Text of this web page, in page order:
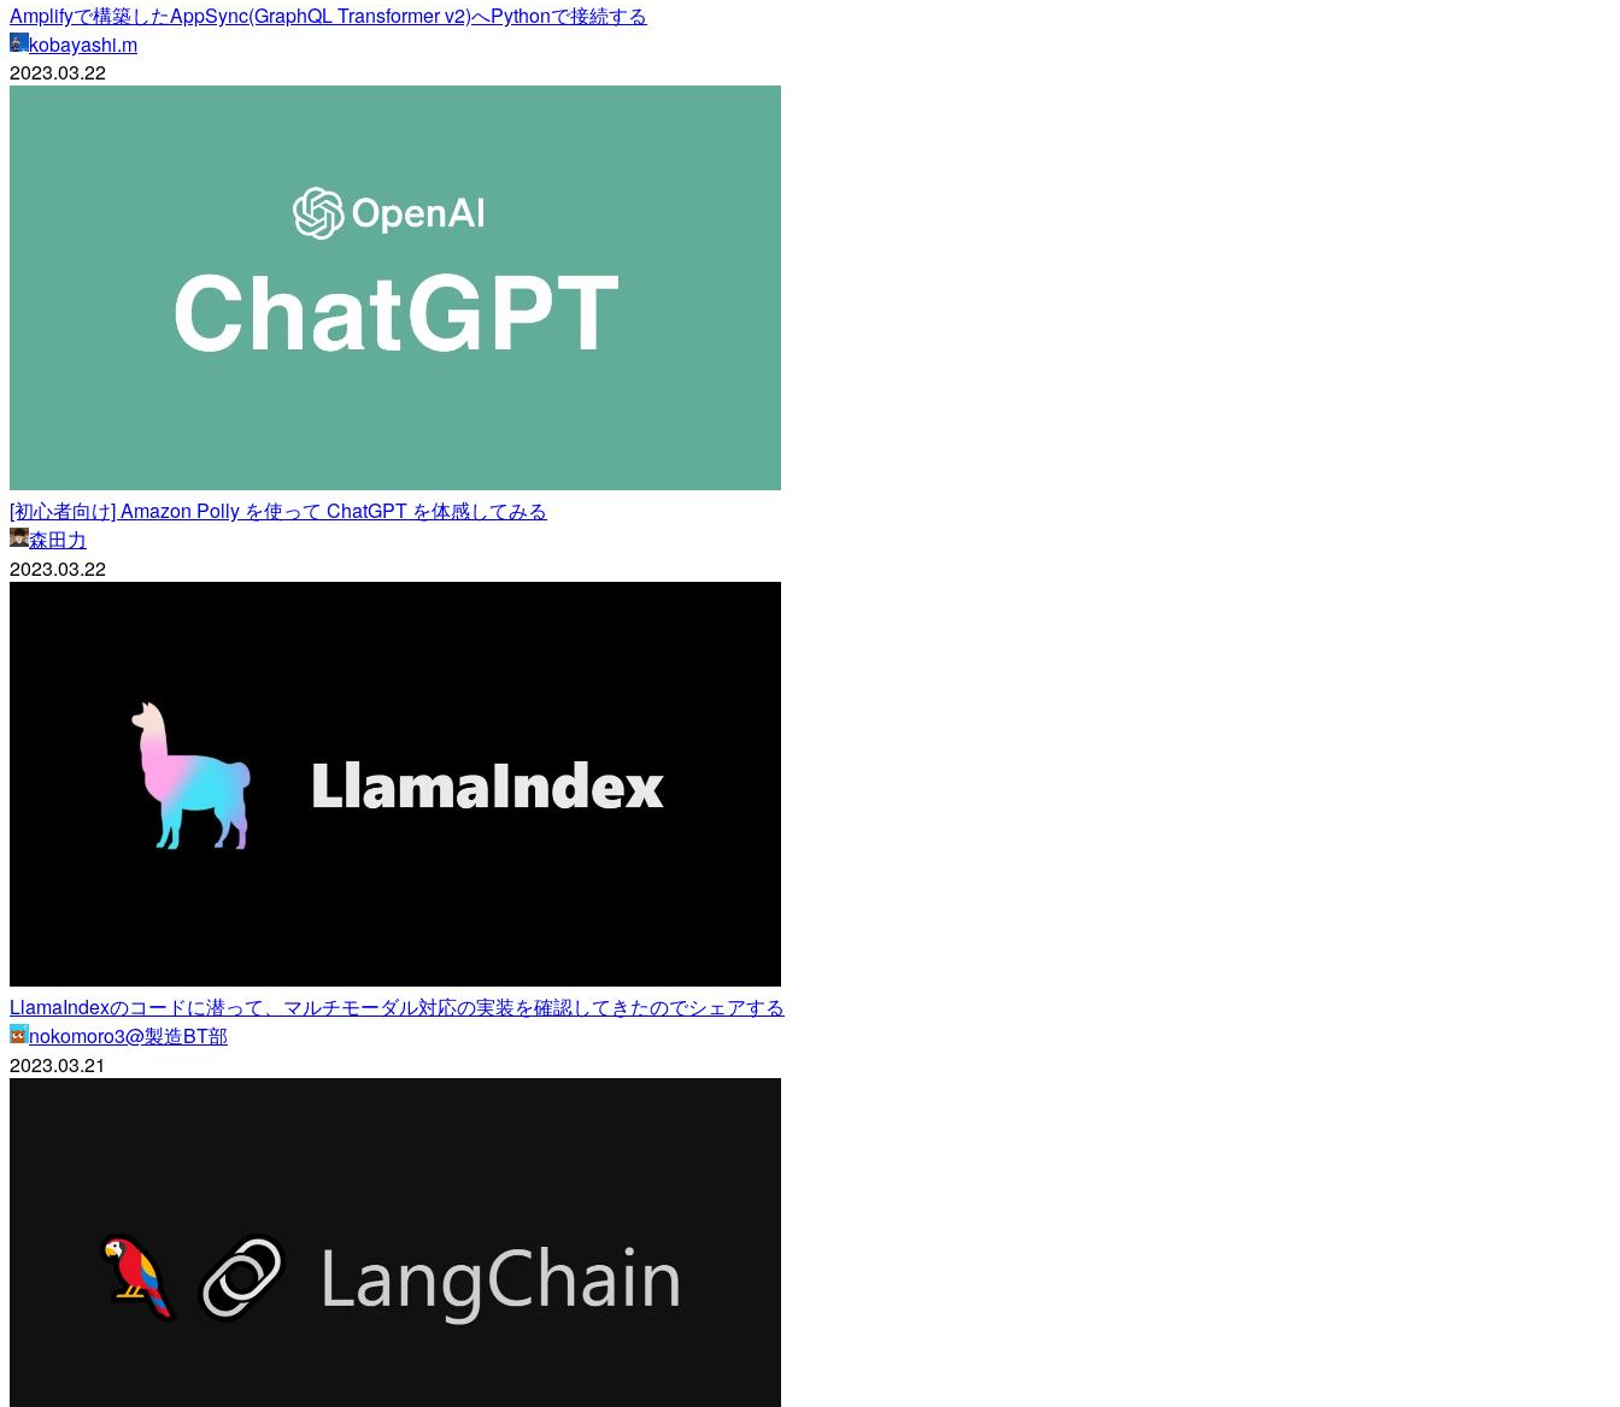
Amplifyで構築したAppSync(GraphQL Transformer v2)へPythonで接続する
kobayashi.m
2023.03.22
[初心者向け] Amazon Polly を使って ChatGPT を体感してみる
森田力
2023.03.22
LlamaIndexのコードに潜って、マルチモーダル対応の実装を確認してきたのでシェアする
nokomoro3@製造BT部
2023.03.21